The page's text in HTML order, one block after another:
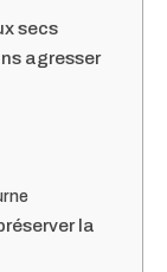
secs
agresser
la